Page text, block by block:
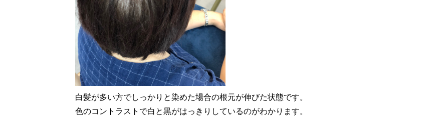
白髪が多い方でしっかりと染めた場合の根元が伸びた状態です。
色のコントラストで白と黒がはっきりしているのがわかります。